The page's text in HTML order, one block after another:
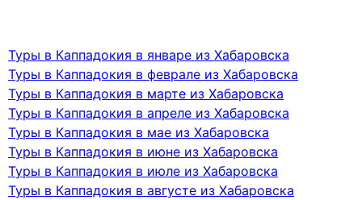
Туры в Каппадокия в январе из Хабаровска
Туры в Каппадокия в феврале из Хабаровска
Туры в Каппадокия в марте из Хабаровска
Туры в Каппадокия в апреле из Хабаровска
Туры в Каппадокия в мае из Хабаровска
Туры в Каппадокия в июне из Хабаровска
Туры в Каппадокия в июле из Хабаровска
Туры в Каппадокия в августе из Хабаровска